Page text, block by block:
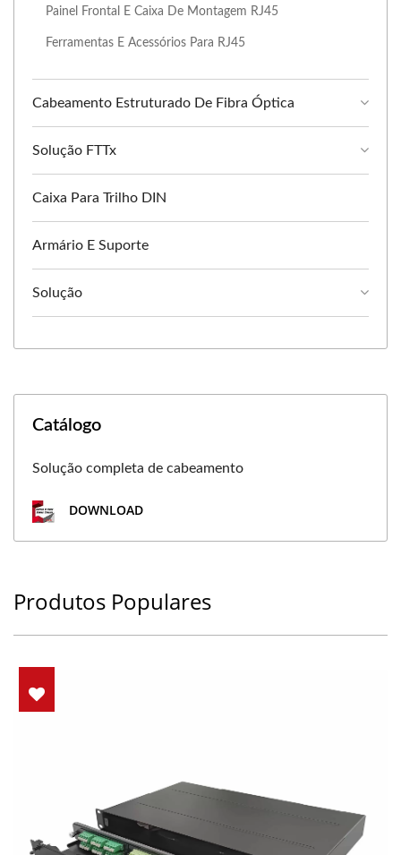
Painel Frontal E Caixa De Montagem RJ45
Ferramentas E Acessórios Para RJ45
Cabeamento Estruturado De Fibra Óptica
Solução FTTx
Caixa Para Trilho DIN
Armário E Suporte
Solução
Catálogo
Solução completa de cabeamento
DOWNLOAD
Produtos Populares